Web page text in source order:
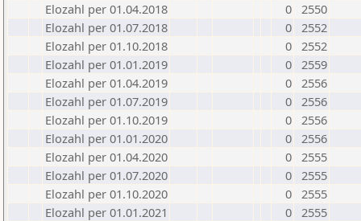
Elozahl per 01.04.2018
0 2550
Elozahl per 01.07.2018
0 2552
Elozahl per 01.10.2018
0 2552
Elozahl per 01.01.2019
0 2559
Elozahl per 01.04.2019
0 2556
Elozahl per 01.07.2019
0 2556
Elozahl per 01.10.2019
0 2556
Elozahl per 01.01.2020
0 2556
Elozahl per 01.04.2020
0 2555
Elozahl per 01.07.2020
0 2555
Elozahl per 01.10.2020
0 2555
Elozahl per 01.01.2021
0 2555